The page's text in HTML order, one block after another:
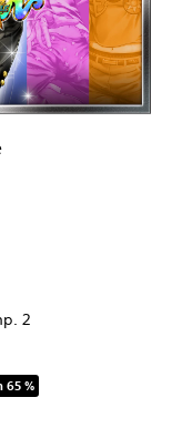
2
de US$84.99
65 %